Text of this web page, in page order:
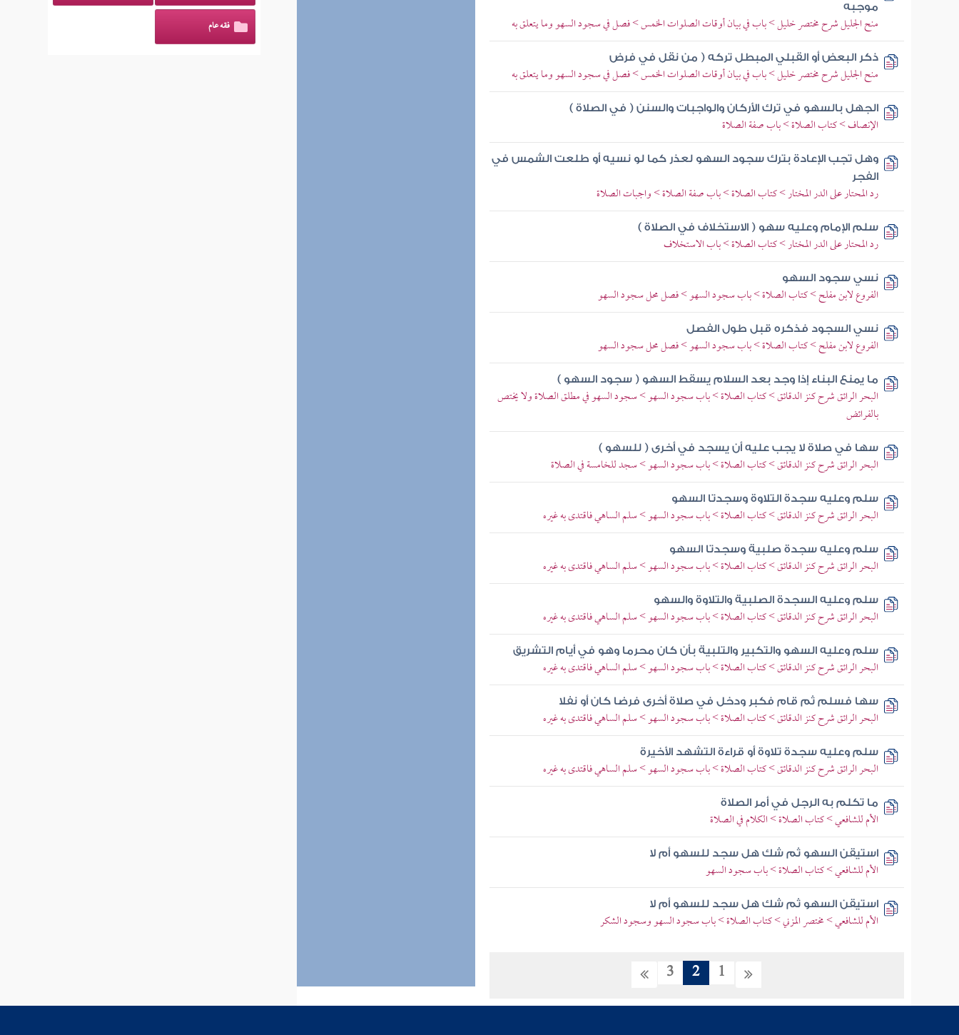
موجبه
منح الجليل شرح مختصر خليل > باب في بيان أوقات الصلوات الخمس > فصل في سجود السهو وما يتعلق به
ذكر البعض أو القبلي المبطل تركه ( من نقل في فرض
منح الجليل شرح مختصر خليل > باب في بيان أوقات الصلوات الخمس > فصل في سجود السهو وما يتعلق به
الجهل بالسهو في ترك الأركان والواجبات والسنن ( في الصلاة )
الإنصاف > كتاب الصلاة > باب صفة الصلاة
وهل تجب الإعادة بترك سجود السهو لعذر كما لو نسيه أو طلعت الشمس في
الفجر
رد المحتار على الدر المختار > كتاب الصلاة > باب صفة الصلاة > واجبات الصلاة
سلم الإمام وعليه سهو ( الاستخلاف في الصلاة )
رد المحتار على الدر المختار > كتاب الصلاة > باب الاستخلاف
نسي سجود السهو
الفروع لابن مفلح > كتاب الصلاة > باب سجود السهو > فصل محل سجود السهو
نسي السجود فذكره قبل طول الفصل
الفروع لابن مفلح > كتاب الصلاة > باب سجود السهو > فصل محل سجود السهو
ما يمنع البناء إذا وجد بعد السلام يسقط السهو ( سجود السهو )
البحر الرائق شرح كنز الدقائق > كتاب الصلاة > باب سجود السهو > سجود السهو في مطلق الصلاة ولا يختص
بالفرائض
سها في صلاة لا يجب عليه أن يسجد في أخرى ( للسهو )
البحر الرائق شرح كنز الدقائق > كتاب الصلاة > باب سجود السهو > سجد للخامسة في الصلاة
سلم وعليه سجدة التلاوة وسجدتا السهو
البحر الرائق شرح كنز الدقائق > كتاب الصلاة > باب سجود السهو > سلم الساهي فاقتدى به غيره
سلم وعليه سجدة صلبية وسجدتا السهو
البحر الرائق شرح كنز الدقائق > كتاب الصلاة > باب سجود السهو > سلم الساهي فاقتدى به غيره
سلم وعليه السجدة الصلبية والتلاوة والسهو
البحر الرائق شرح كنز الدقائق > كتاب الصلاة > باب سجود السهو > سلم الساهي فاقتدى به غيره
سلم وعليه السهو والتكبير والتلبية بأن كان محرما وهو في أيام التشريق
البحر الرائق شرح كنز الدقائق > كتاب الصلاة > باب سجود السهو > سلم الساهي فاقتدى به غيره
سها فسلم ثم قام فكبر ودخل في صلاة أخرى فرضا كان أو نفلا
البحر الرائق شرح كنز الدقائق > كتاب الصلاة > باب سجود السهو > سلم الساهي فاقتدى به غيره
سلم وعليه سجدة تلاوة أو قراءة التشهد الأخيرة
البحر الرائق شرح كنز الدقائق > كتاب الصلاة > باب سجود السهو > سلم الساهي فاقتدى به غيره
ما تكلم به الرجل في أمر الصلاة
الأم للشافعي > كتاب الصلاة > الكلام في الصلاة
استيقن السهو ثم شك هل سجد للسهو أم لا
الأم للشافعي > كتاب الصلاة > باب سجود السهو
استيقن السهو ثم شك هل سجد للسهو أم لا
الأم للشافعي > مختصر المزني > كتاب الصلاة > باب سجود السهو وسجود الشكر
1
2
3
فقه عام